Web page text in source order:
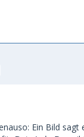
Ein Bild sagt